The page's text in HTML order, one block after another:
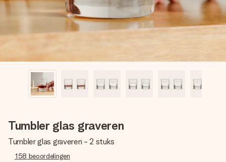
Tumbler glas graveren
Tumbler glas graveren - 2 stuks
158 beoordelingen